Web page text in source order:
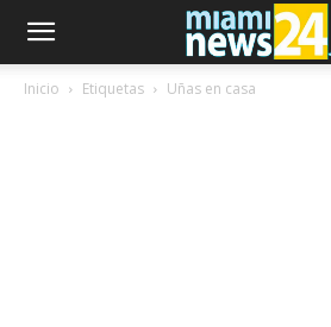
Inicio Etiquetas Uñas en casa